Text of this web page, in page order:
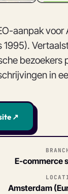
aanpak
1995).
bezoekers
in
↗
E-commerce
Amsterdam